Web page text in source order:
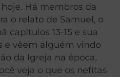
Há membros da
o relato de Samuel, o
capítulos 13-15 e sua
e vêem alguém vindo
da Igreja na época,
veja o que os nefitas